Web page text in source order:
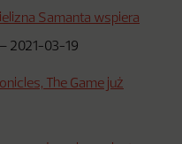
Samanta wspiera
– 2021-03-19
The Game już